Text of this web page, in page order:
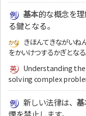
基本的な概念を
る鍵となる。
きほんてきながいね
をかいけつするかぎとなる
Understanding
solving complex
新しい法律は、